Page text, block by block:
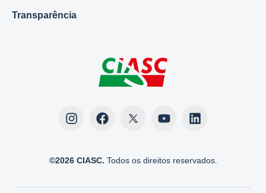
Transparência
©2026 CIASC. Todos os direitos reservados.